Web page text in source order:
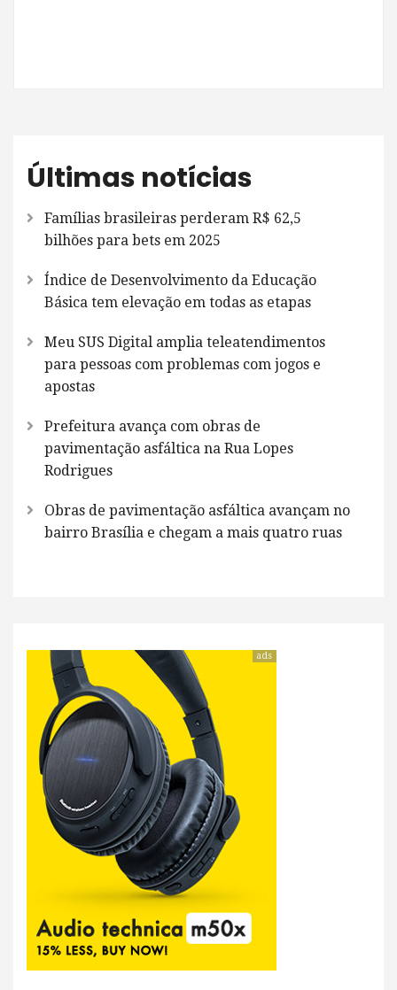
Últimas notícias
Famílias brasileiras perderam R$ 62,5
bilhões para bets em 2025
Índice de Desenvolvimento da Educação
Básica tem elevação em todas as etapas
Meu SUS Digital amplia teleatendimentos
para pessoas com problemas com jogos e
apostas
Prefeitura avança com obras de
pavimentação asfáltica na Rua Lopes
Rodrigues
Obras de pavimentação asfáltica avançam no
bairro Brasília e chegam a mais quatro ruas
ads